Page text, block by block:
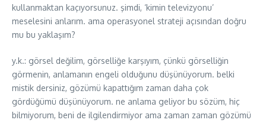
kullanmaktan kaçıyorsunuz. şimdi, ‘kimin televizyonu’
meselesini anlarım. ama operasyonel strateji açısından doğru
mu bu yaklaşım?
y.k.: görsel değilim, görselliğe karşıyım, çünkü görselliğin
görmenin, anlamanın engeli olduğunu düşünüyorum. belki
mistik dersiniz, gözümü kapattığım zaman daha çok
gördüğümü düşünüyorum. ne anlama geliyor bu sözüm, hiç
bilmiyorum, beni de ilgilendirmiyor ama zaman zaman gözümü